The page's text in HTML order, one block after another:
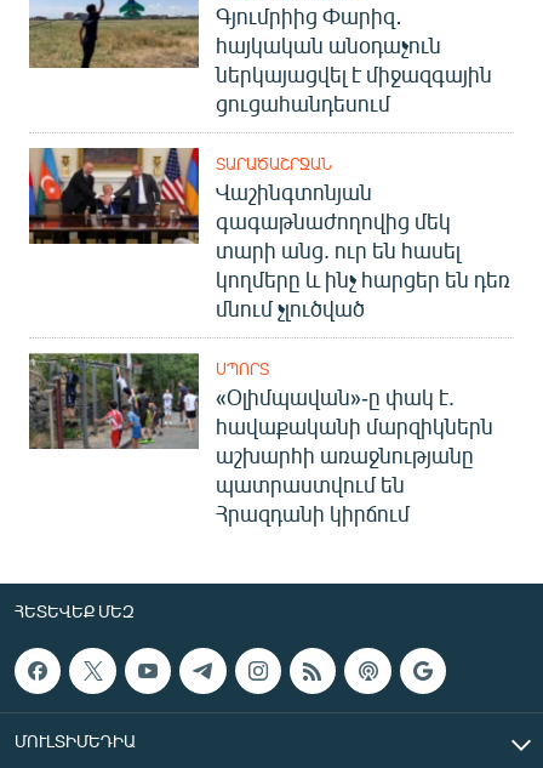
Գյումրիից Փարիզ․
հայկական անօդաչուն
ներկայացվել է միջազգային
ցուցահանդեսում
ՏԱՐԱԾԱՇՐՋԱՆ
Վաշինգտոնյան
գագաթնաժողովից մեկ
տարի անց. ուր են հասել
կողմերը և ինչ հարցեր են դեռ
մնում չլուծված
ՍՊՈՐՏ
«Օլիմպավան»-ը փակ է.
հավաքականի մարզիկներն
աշխարհի առաջնությանը
պատրաստվում են
Հրազդանի կիրճում
ՀԵՏԵՎԵՔ ՄԵԶ
ՄՈՒԼՏԻՄԵԴԻԱ